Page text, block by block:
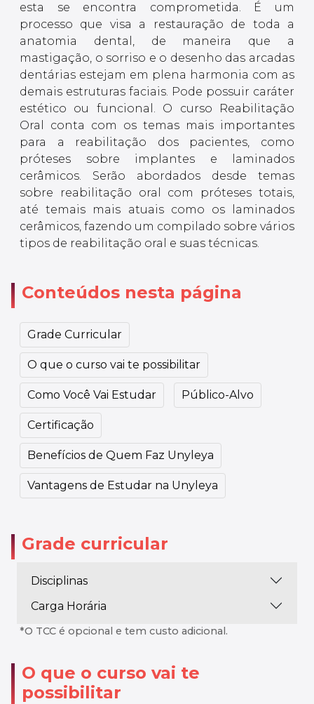
esta se encontra comprometida. É um
processo que visa a restauração de toda a
anatomia dental, de maneira que a
mastigação, o sorriso e o desenho das arcadas
dentárias estejam em plena harmonia com as
demais estruturas faciais. Pode possuir caráter
estético ou funcional. O curso Reabilitação
Oral conta com os temas mais importantes
para a reabilitação dos pacientes, como
próteses sobre implantes e laminados
cerâmicos. Serão abordados desde temas
sobre reabilitação oral com próteses totais,
até temais mais atuais como os laminados
cerâmicos, fazendo um compilado sobre vários
tipos de reabilitação oral e suas técnicas.
Conteúdos nesta página
Grade Curricular
O que o curso vai te possibilitar
Como Você Vai Estudar Público-Alvo
Certificação
Benefícios de Quem Faz Unyleya
Vantagens de Estudar na Unyleya
Grade curricular
Disciplinas
Carga Horária
*O TCC é opcional e tem custo adicional.
O que o curso vai te
possibilitar